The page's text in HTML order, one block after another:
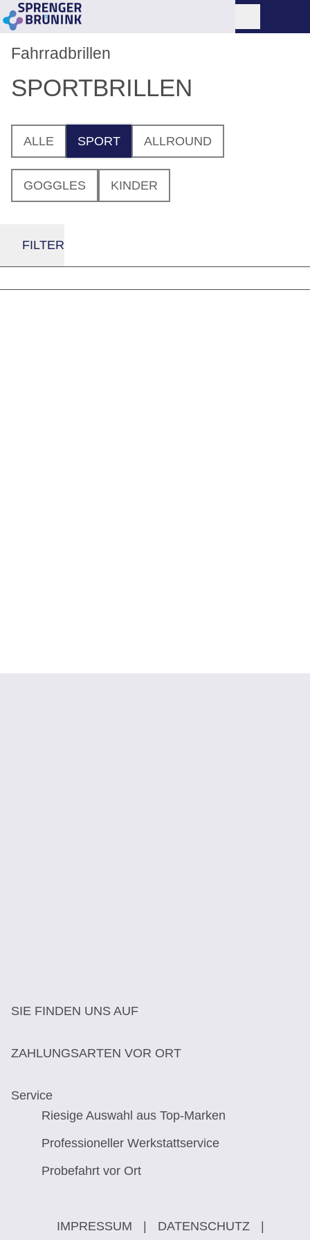
Fahrradbrillen
SPORTBRILLEN
ALLE SPORT ALLROUND
GOGGLES KINDER
FILTER
SIE FINDEN UNS AUF
ZAHLUNGSARTEN VOR ORT
Service
Riesige Auswahl aus Top-Marken
Professioneller Werkstattservice
Probefahrt vor Ort
IMPRESSUM DATENSCHUTZ